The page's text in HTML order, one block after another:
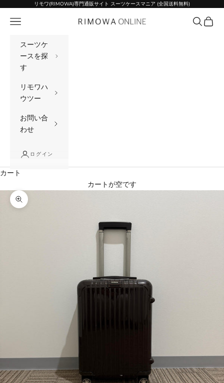
コンテンツへスキップリモワ(RIMOWA)専門通販サイト スーツケースマニア (全国送料無料)
リモワ(RIMOWA)専門通販サイト スーツケー
メニュー 検索カート
スーツケ
ースを探
す
リモワハ
ウツー
お問い合
わせ
ログイン
カート
カートが空です
ズームイン